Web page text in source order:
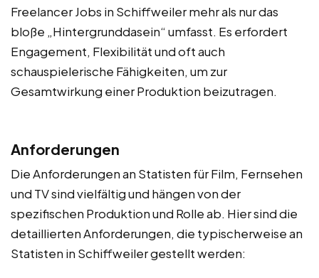
Freelancer Jobs in Schiffweiler mehr als nur das
bloße „Hintergrunddasein“ umfasst. Es erfordert
Engagement, Flexibilität und oft auch
schauspielerische Fähigkeiten, um zur
Gesamtwirkung einer Produktion beizutragen.
Anforderungen
Die Anforderungen an Statisten für Film, Fernsehen
und TV sind vielfältig und hängen von der
spezifischen Produktion und Rolle ab. Hier sind die
detaillierten Anforderungen, die typischerweise an
Statisten in Schiffweiler gestellt werden: